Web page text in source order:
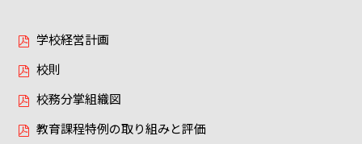
学校経営計画
校則
校務分掌組織図
教育課程特例の取り組みと評価